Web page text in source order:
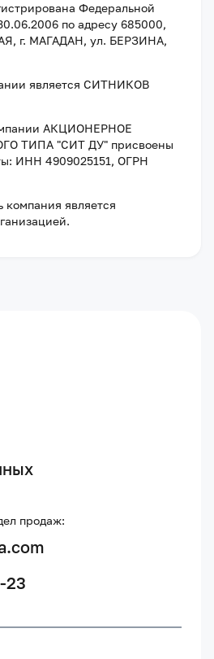
Федеральной
по адресу 685000,
г. МАГАДАН, ул. БЕРЗИНА,
является СИТНИКОВ
АКЦИОНЕРНОЕ
ТИПА "СИТ ДУ" присвоены
ИНН 4909025151, ОГРН
компания является
.
продаж:
23